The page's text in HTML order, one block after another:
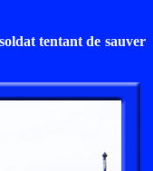
tentant de sauver